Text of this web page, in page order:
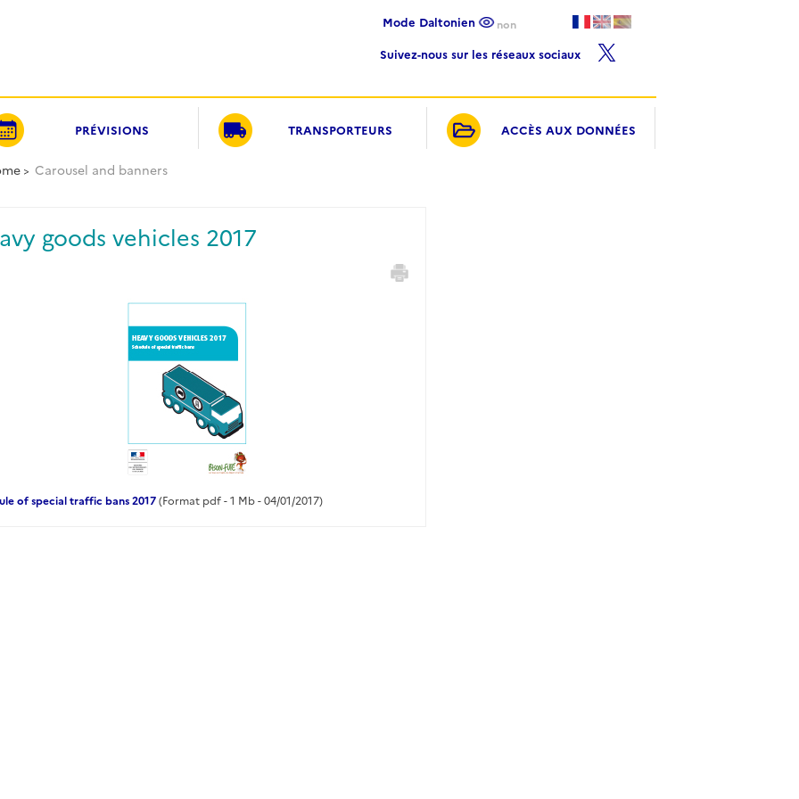
Mode Daltonien non
Suivez-nous sur les réseaux sociaux
PRÉVISIONS TRANSPORTEURS ACCÈS AUX DONNÉES
Carousel and banners
goods vehicles 2017
of special traffic bans 2017 (Format pdf - 1 Mb - 04/01/2017)